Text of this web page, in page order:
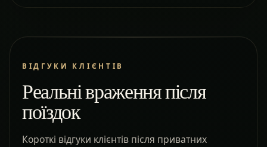
ВІДГУКИ КЛІЄНТІВ
Реальні враження після
поїздок
Короткі відгуки клієнтів після приватних